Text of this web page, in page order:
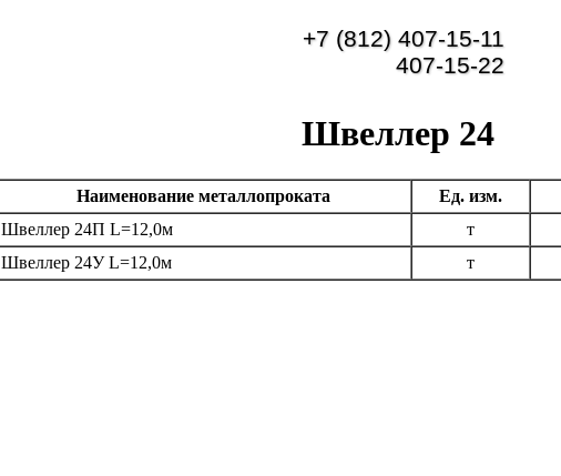
+7 (812) 407-15-11
407-15-22
Швеллер 24
Наименование металлопроката Ед. изм.
Швеллер 24П L=12,0м
т
Швеллер 24У L=12,0м
т